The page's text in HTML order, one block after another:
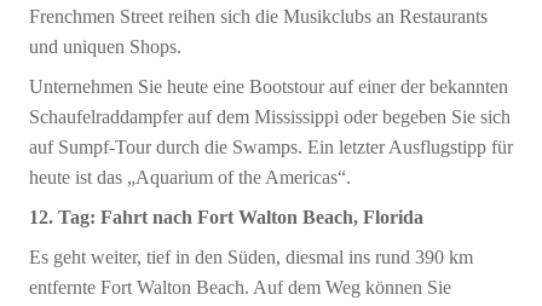
Frenchmen Street reihen sich die Musikclubs an Restaurants
und uniquen Shops.
Unternehmen Sie heute eine Bootstour auf einer der bekannten
Schaufelraddampfer auf dem Mississippi oder begeben Sie sich
auf Sumpf-Tour durch die Swamps. Ein letzter Ausflugstipp für
heute ist das „Aquarium of the Americas“.
12. Tag: Fahrt nach Fort Walton Beach, Florida
Es geht weiter, tief in den Süden, diesmal ins rund 390 km
entfernte Fort Walton Beach. Auf dem Weg können Sie